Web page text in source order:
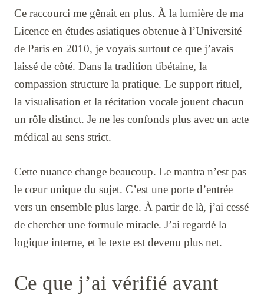
Ce raccourci me gênait en plus. À la lumière de ma
Licence en études asiatiques obtenue à l’Université
de Paris en 2010, je voyais surtout ce que j’avais
laissé de côté. Dans la tradition tibétaine, la
compassion structure la pratique. Le support rituel,
la visualisation et la récitation vocale jouent chacun
un rôle distinct. Je ne les confonds plus avec un acte
médical au sens strict.
Cette nuance change beaucoup. Le mantra n’est pas
le cœur unique du sujet. C’est une porte d’entrée
vers un ensemble plus large. À partir de là, j’ai cessé
de chercher une formule miracle. J’ai regardé la
logique interne, et le texte est devenu plus net.
Ce que j’ai vérifié avant